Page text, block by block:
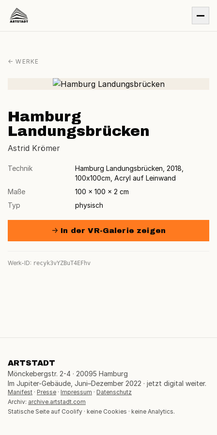
← WERKE
Hamburg
Landungsbrücken
Astrid Krömer
Technik
Hamburg Landungsbrücken, 2018,
100x100cm, Acryl auf Leinwand
Maße
100 × 100 × 2 cm
Typ
physisch
→ In der VR-Galerie zeigen
Werk-ID: recyk3vYZBuT4EFhv
ARTSTADT
Mönckebergstr. 2-4 · 20095 Hamburg
Im Jupiter-Gebäude, Juni–Dezember 2022 · jetzt digital weiter.
Manifest · Presse · Impressum · Datenschutz
Archiv: archive.artstadt.com
Statische Seite auf Coolify · keine Cookies · keine Analytics.